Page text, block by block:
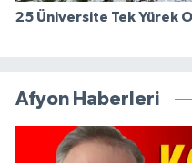
25 Üniversite Tek Yürek
Afyon Haberleri